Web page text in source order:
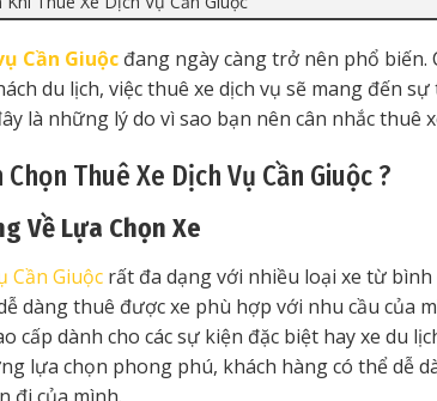
Cần Giuộc đang ngày càng trở nên phổ biến.
du lịch, việc thuê xe dịch vụ sẽ mang đến
là những lý do vì sao bạn nên cân nhắc thuê
Thuê Xe Dịch Vụ Cần Giuộc ?
Về Lựa Chọn Xe
Cần Giuộc rất đa dạng với nhiều loại xe từ
dàng thuê được xe phù hợp với nhu cầu của
cấp dành cho các sự kiện đặc biệt hay xe du
lựa chọn phong phú, khách hàng có thể dễ